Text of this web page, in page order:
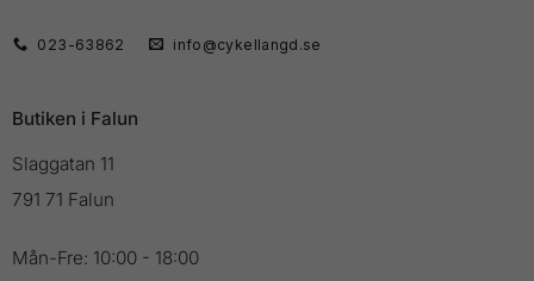
023-63862 info@cykellangd.se
Butiken i Falun
Slaggatan 11
791 71 Falun
Mån-Fre: 10:00 - 18:00